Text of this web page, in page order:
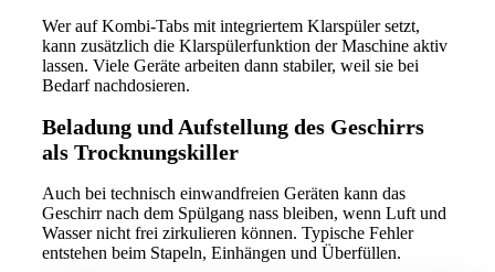
Wer auf Kombi-Tabs mit integriertem Klarspüler setzt,
kann zusätzlich die Klarspülerfunktion der Maschine aktiv
lassen. Viele Geräte arbeiten dann stabiler, weil sie bei
Bedarf nachdosieren.
Beladung und Aufstellung des Geschirrs
als Trocknungskiller
Auch bei technisch einwandfreien Geräten kann das
Geschirr nach dem Spülgang nass bleiben, wenn Luft und
Wasser nicht frei zirkulieren können. Typische Fehler
entstehen beim Stapeln, Einhängen und Überfüllen.